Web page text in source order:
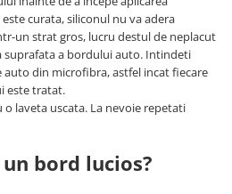
curata, siliconul nu va adera
un strat gros, lucru destul de neplacut
suprafata a bordului auto. Intindeti
din microfibra, astfel incat fiecare
este tratat.
laveta uscata. La nevoie repetati
bord lucios?